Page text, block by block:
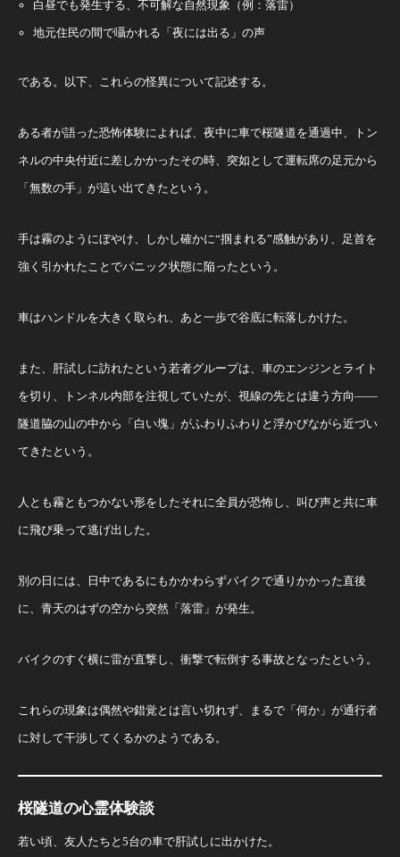
白昼でも発生する、不可解な自然現象（例：落雷）
地元住民の間で囁かれる「夜には出る」の声
である。以下、これらの怪異について記述する。
ある者が語った恐怖体験によれば、夜中に車で桜隧道を通過中、トン
ネルの中央付近に差しかかったその時、突如として運転席の足元から
「無数の手」が這い出てきたという。
手は霧のようにぼやけ、しかし確かに“掴まれる”感触があり、足首を
強く引かれたことでパニック状態に陥ったという。
車はハンドルを大きく取られ、あと一歩で谷底に転落しかけた。
また、肝試しに訪れたという若者グループは、車のエンジンとライト
を切り、トンネル内部を注視していたが、視線の先とは違う方向――
隧道脇の山の中から「白い塊」がふわりふわりと浮かびながら近づい
てきたという。
人とも霧ともつかない形をしたそれに全員が恐怖し、叫び声と共に車
に飛び乗って逃げ出した。
別の日には、日中であるにもかかわらずバイクで通りかかった直後
に、青天のはずの空から突然「落雷」が発生。
バイクのすぐ横に雷が直撃し、衝撃で転倒する事故となったという。
これらの現象は偶然や錯覚とは言い切れず、まるで「何か」が通行者
に対して干渉してくるかのようである。
桜隧道の心霊体験談
若い頃、友人たちと5台の車で肝試しに出かけた。